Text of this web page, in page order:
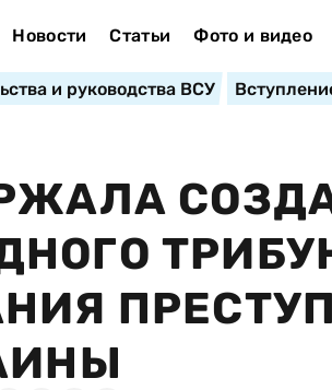
Новости Статьи Фото и видео
и руководства ВСУ